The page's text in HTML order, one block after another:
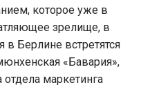
которое уже в
зрелище, в
в Берлине встретятся
«Бавария»,
маркетинга